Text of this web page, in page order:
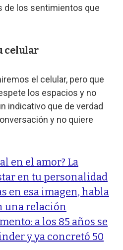
de los sentimientos que
celular
el celular, pero que
los espacios y no
indicativo que de verdad
y no quiere
en el amor? La
en tu personalidad
en esa imagen, habla
una relación
a los 85 años se
y ya concretó 50